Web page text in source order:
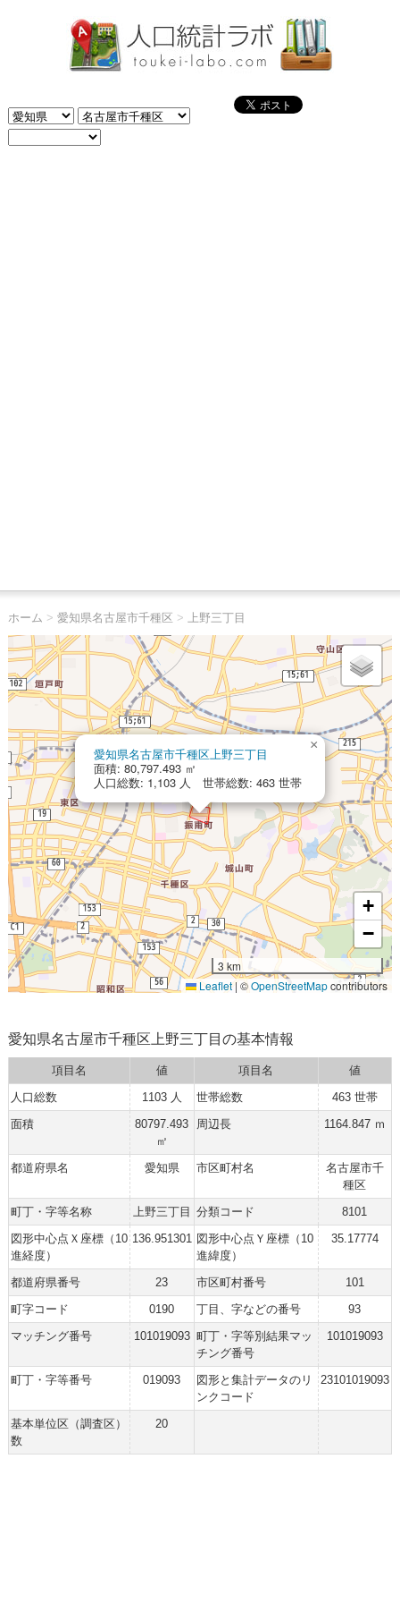
ホーム > 愛知県名古屋市千種区 > 上野三丁目
愛知県名古屋市千種区上野三丁目
面積: 80,797.493 ㎡
人口総数: 1,103 人 世帯総数: 463 世帯
×
+
−
3 km
Leaflet | ©OpenStreetMapcontributors
愛知県名古屋市千種区上野三丁目の基本情報
項目名 値 項目名
値
人口総数
1103 人 世帯総数
463 世帯
面積
80797.493
㎡
周辺長 1164.847 ｍ
都道府県名 愛知県 市区町村名
名古屋市千
種区
町丁・字等名称
上野三丁目 分類コード
8101
図形中心点Ｘ座標（10
進経度）
136.951301 図形中心点Ｙ座標（10
進緯度）
35.17774
都道府県番号 23 市区町村番号
101
町字コード
0190 丁目、字などの番号
93
マッチング番号
101019093 町丁・字等別結果マッ
チング番号
101019093
町丁・字等番号 019093
図形と集計データのリ
ンクコード
23101019093
基本単位区（調査区）
数
20